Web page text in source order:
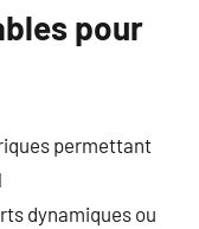
pour
permettant
dynamiques ou